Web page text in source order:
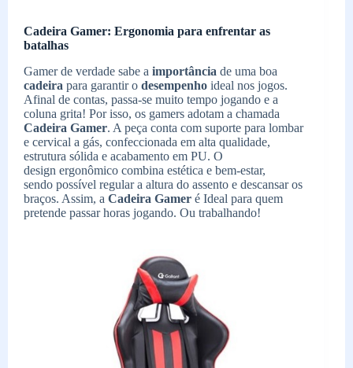
Cadeira Gamer: Ergonomia para enfrentar as
batalhas
Gamer de verdade sabe a importância de uma boa
cadeira para garantir o desempenho ideal nos jogos.
Afinal de contas, passa-se muito tempo jogando e a
coluna grita! Por isso, os gamers adotam a chamada
Cadeira Gamer. A peça conta com suporte para lombar
e cervical a gás, confeccionada em alta qualidade,
estrutura sólida e acabamento em PU. O
design ergonômico combina estética e bem-estar,
sendo possível regular a altura do assento e descansar os
braços. Assim, a Cadeira Gamer é Ideal para quem
pretende passar horas jogando. Ou trabalhando!